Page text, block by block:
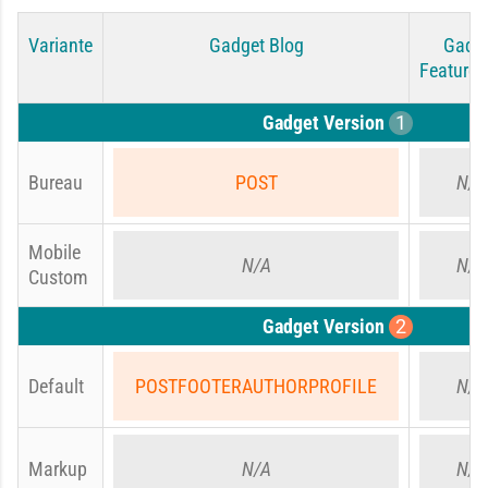
Variante Gadget Blog
Gadget Version 1
Bureau POST N/A
Mobile
Custom
N/A N/A
Gadget Version 2
Default POSTFOOTERAUTHORPROFILE N/A
Markup N/A N/A